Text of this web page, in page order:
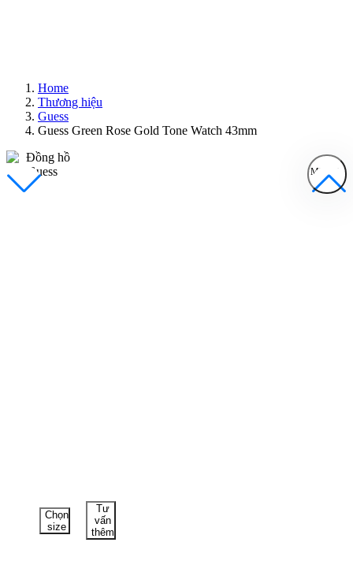
Home
Thương hiệu
Guess
Guess Green Rose Gold Tone Watch 43mm
MENU
Đồng Hồ Nam
Chọn
size
Tư
vấn
thêm